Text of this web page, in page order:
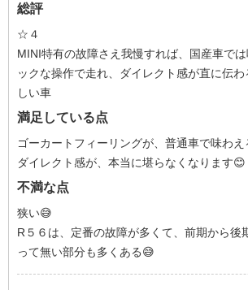
総評
☆４
MINI特有の故障さえ我慢すれば、国産車で
ックな操作で走れ、ダイレクト感が直に伝
しい車
満足している点
ゴーカートフィーリングが、普通車で味わえ
ダイレクト感が、本当に堪らなくなります😊
不満な点
狭い😅
R５６は、定番の故障が多くて、前期から後
って無い部分も多くある😅